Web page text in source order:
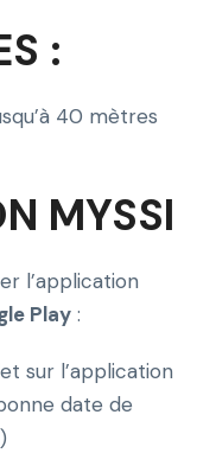
:
40 mètres
MYSSI
l’application
Play :
sur l’application
date de